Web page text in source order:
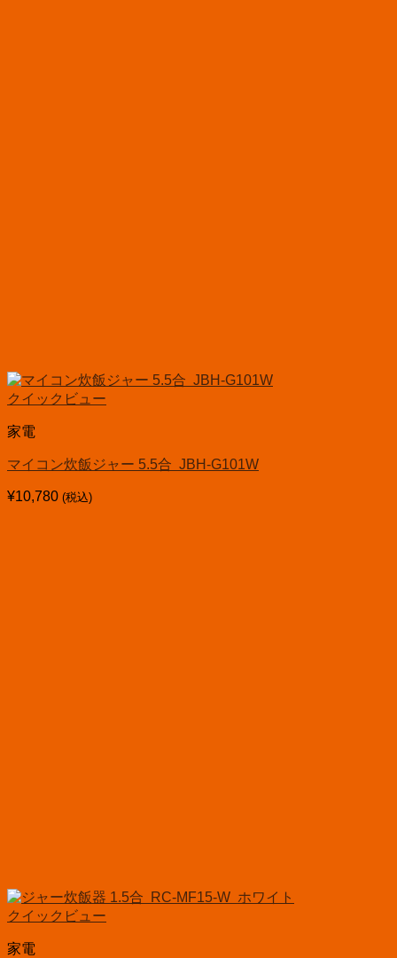
クイックビュー
家電
マイコン炊飯ジャー 5.5合 JBH-G101W
¥10,780 (税込)
クイックビュー
家電